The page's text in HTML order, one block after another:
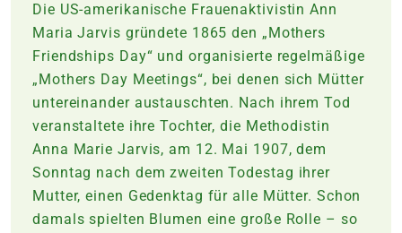
Die US-amerikanische Frauenaktivistin Ann
Maria Jarvis gründete 1865 den „Mothers
Friendships Day“ und organisierte regelmäßige
„Mothers Day Meetings“, bei denen sich Mütter
untereinander austauschten. Nach ihrem Tod
veranstaltete ihre Tochter, die Methodistin
Anna Marie Jarvis, am 12. Mai 1907, dem
Sonntag nach dem zweiten Todestag ihrer
Mutter, einen Gedenktag für alle Mütter. Schon
damals spielten Blumen eine große Rolle – so